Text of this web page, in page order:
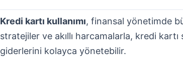
Kredi kartı kullanımı, finansal yönetimde
stratejiler ve akıllı harcamalarla, kredi
giderlerini kolayca yönetebilir.